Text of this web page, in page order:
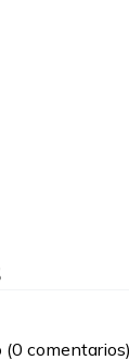
(0 comentarios)